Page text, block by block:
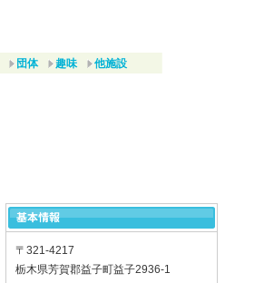
団体 趣味 他施設
〒321-4217
栃木県芳賀郡益子町益子2936-1